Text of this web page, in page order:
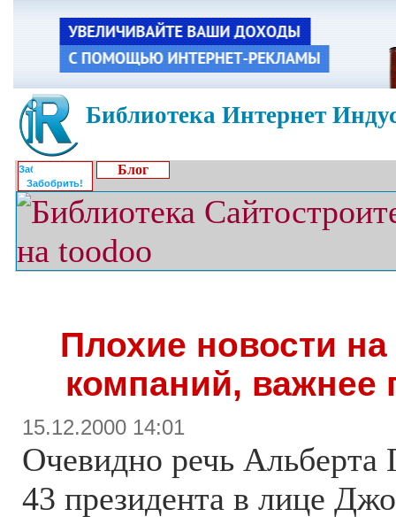
Библиотека Интернет
Забобрить!
Блог
Плохие новости
компаний,
15.12.2000 14:01
Очевидно речь Альберта
43 президента в лице